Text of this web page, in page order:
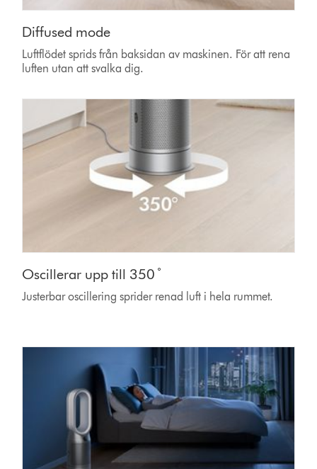
Diffused mode
Luftflödet sprids från baksidan av maskinen. För att rena
luften utan att svalka dig.
Oscillerar upp till 350 ̊
Justerbar oscillering sprider renad luft i hela rummet.